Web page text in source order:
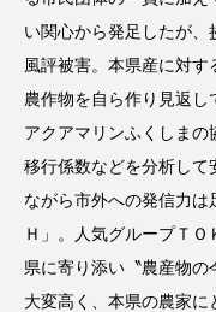
い関心から発足したが、
風評被害。本県産に対
農作物を自ら作り見返し
アクアマリンふくしま
移行係数などを分析して
ながら市外への発信力
Ｈ」。人気グループＴ
県に寄り添い〝農産物
大変高く、本県の農家